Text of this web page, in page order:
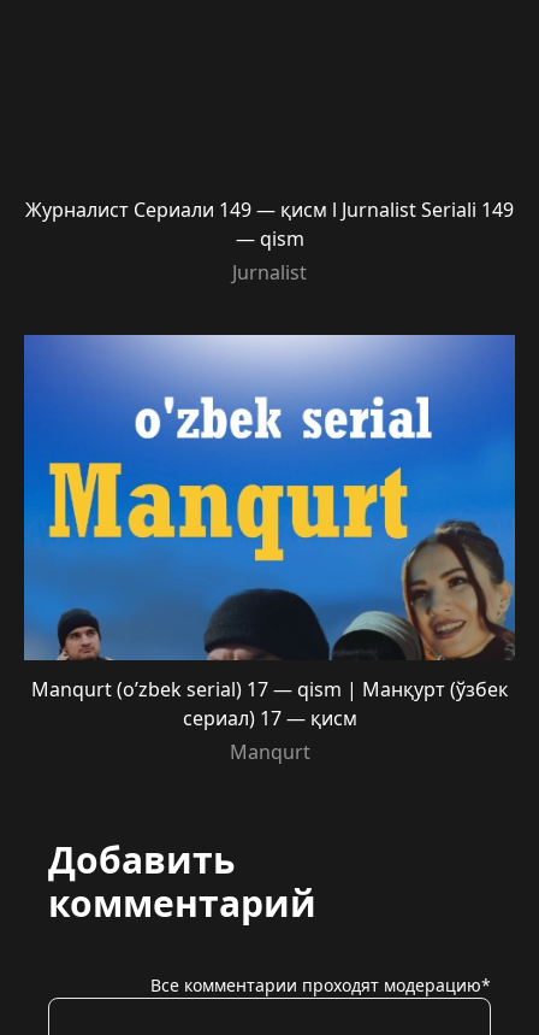
Журналист Сериали 149 — қисм l Jurnalist Seriali 149
— qism
Jurnalist
Manqurt (o’zbek serial) 17 — qism | Манқурт (ўзбек
сериал) 17 — қисм
Manqurt
Добавить
комментарий
Все комментарии проходят модерацию*